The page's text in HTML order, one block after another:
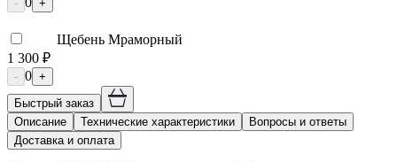
- +
Щебень Мраморный
1 300 ₽
- 0 +
Быстрый заказ
Описание
Технические характеристики
Вопросы и ответы
Доставка и оплата